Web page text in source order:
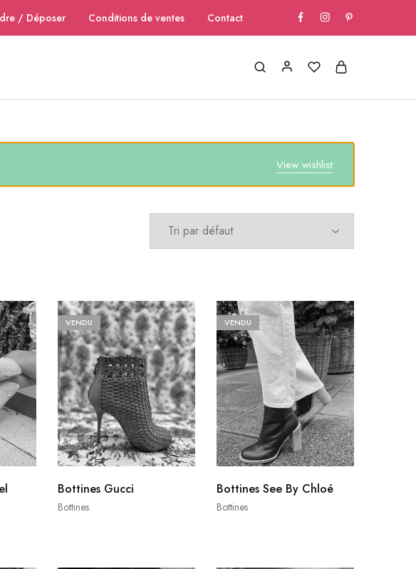
/ Déposer Conditions de ventes Contact
View wishlist
VENDU
Bottines
Bottines Gucci
VENDU
Bottines
Bottines See By Chloé